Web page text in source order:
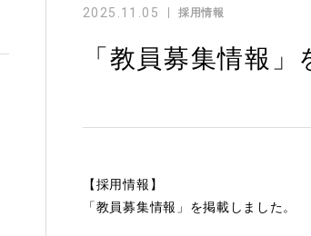
2025.11.05 採用情報
「教員募集情報
【採用情報】
「教員募集情報」を掲載しました。